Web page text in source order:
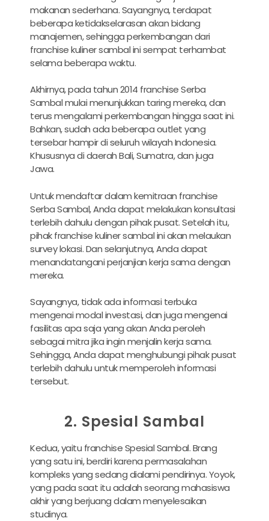
makanan sederhana. Sayangnya, terdapat
beberapa ketidakselarasan akan bidang
manajemen, sehingga perkembangan dari
franchise kuliner sambal ini sempat terhambat
selama beberapa waktu.
Akhirnya, pada tahun 2014 franchise Serba
Sambal mulai menunjukkan taring mereka, dan
terus mengalami perkembangan hingga saat ini.
Bahkan, sudah ada beberapa outlet yang
tersebar hampir di seluruh wilayah Indonesia.
Khususnya di daerah Bali, Sumatra, dan juga
Jawa.
Untuk mendaftar dalam kemitraan franchise
Serba Sambal, Anda dapat melakukan konsultasi
terlebih dahulu dengan pihak pusat. Setelah itu,
pihak franchise kuliner sambal ini akan melaukan
survey lokasi. Dan selanjutnya, Anda dapat
menandatangani perjanjian kerja sama dengan
mereka.
Sayangnya, tidak ada informasi terbuka
mengenai modal investasi, dan juga mengenai
fasilitas apa saja yang akan Anda peroleh
sebagai mitra jika ingin menjalin kerja sama.
Sehingga, Anda dapat menghubungi pihak pusat
terlebih dahulu untuk memperoleh informasi
tersebut.
2. Spesial Sambal
Kedua, yaitu franchise Spesial Sambal. Brang
yang satu ini, berdiri karena permasalahan
kompleks yang sedang dialami pendirinya. Yoyok,
yang pada saat itu adalah seorang mahasiswa
akhir yang berjuang dalam menyelesaikan
studinya.